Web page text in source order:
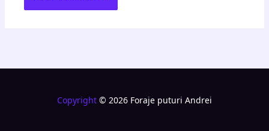
Copyright © 2026 Foraje puturi Andrei